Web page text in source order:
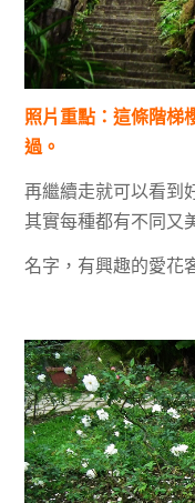
照片重點：這條階梯
過。
再繼續走就可以看到
其實每種都有不同又
名字，有興趣的愛花